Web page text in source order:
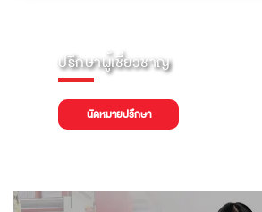
ปรึกษาผู้เชี่ยวชาญ
นัดหมายปรึกษา